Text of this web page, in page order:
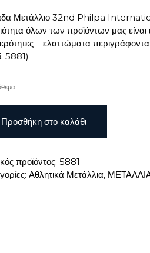
Μετάλλιο 32nd Philpa
όλων των προϊόντων μας
– ελαττώματα
5881)
Προσθήκη στο καλάθι
προϊόντος: 5881
Αθλητικά Μετάλλια,